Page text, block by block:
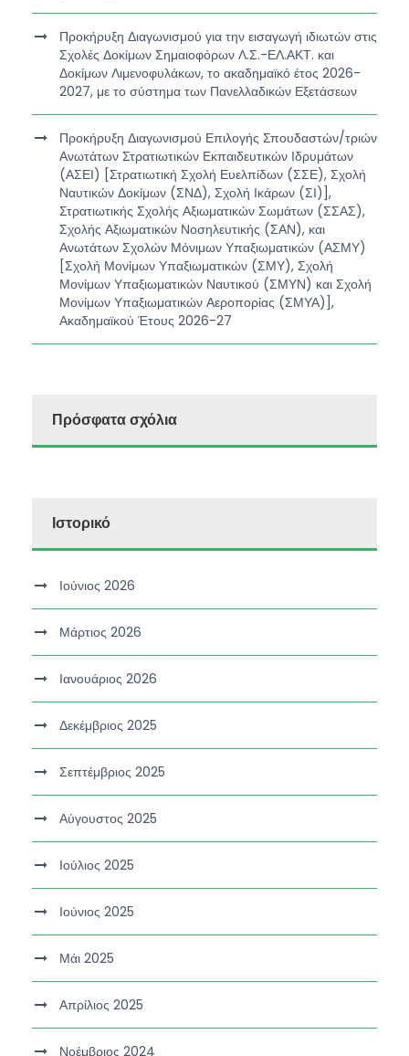
Προκήρυξη Διαγωνισμού για την εισαγωγή ιδιωτών στις
Σχολές Δοκίμων Σημαιοφόρων Λ.Σ.-ΕΛ.ΑΚΤ. και
Δοκίμων Λιμενοφυλάκων, το ακαδημαϊκό έτος 2026-
2027, με το σύστημα των Πανελλαδικών Εξετάσεων
Προκήρυξη Διαγωνισμού Επιλογής Σπουδαστών/τριών
Ανωτάτων Στρατιωτικών Εκπαιδευτικών Ιδρυμάτων
(ΑΣΕΙ) [Στρατιωτική Σχολή Ευελπίδων (ΣΣΕ), Σχολή
Ναυτικών Δοκίμων (ΣΝΔ), Σχολή Ικάρων (ΣΙ)],
Στρατιωτικής Σχολής Αξιωματικών Σωμάτων (ΣΣΑΣ),
Σχολής Αξιωματικών Νοσηλευτικής (ΣΑΝ), και
Ανωτάτων Σχολών Μόνιμων Υπαξιωματικών (ΑΣΜΥ)
[Σχολή Μονίμων Υπαξιωματικών (ΣΜΥ), Σχολή
Μονίμων Υπαξιωματικών Ναυτικού (ΣΜΥΝ) και Σχολή
Μονίμων Υπαξιωματικών Αεροπορίας (ΣΜΥΑ)],
Ακαδημαϊκού Έτους 2026-27
Πρόσφατα σχόλια
Ιστορικό
Ιούνιος 2026
Μάρτιος 2026
Ιανουάριος 2026
Δεκέμβριος 2025
Σεπτέμβριος 2025
Αύγουστος 2025
Ιούλιος 2025
Ιούνιος 2025
Μάι 2025
Απρίλιος 2025
Νοέμβριος 2024